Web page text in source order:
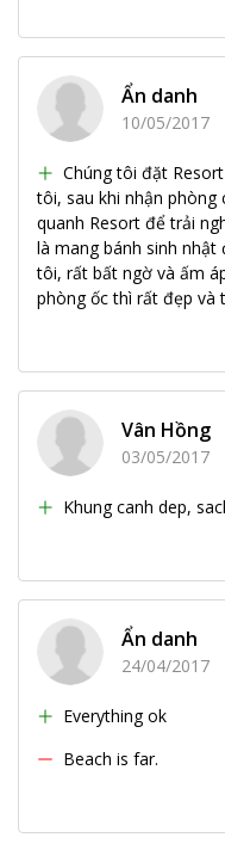
Ẩn danh
10/05/2017
Chúng tôi đặt
tôi, sau khi nhận phòng
quanh Resort để trải
là mang bánh sinh
tôi, rất bất ngờ và ấm
phòng ốc thì rất đẹp và
Vân Hồng
03/05/2017
Khung canh dep,
Ẩn danh
24/04/2017
Everything ok
Beach is far.